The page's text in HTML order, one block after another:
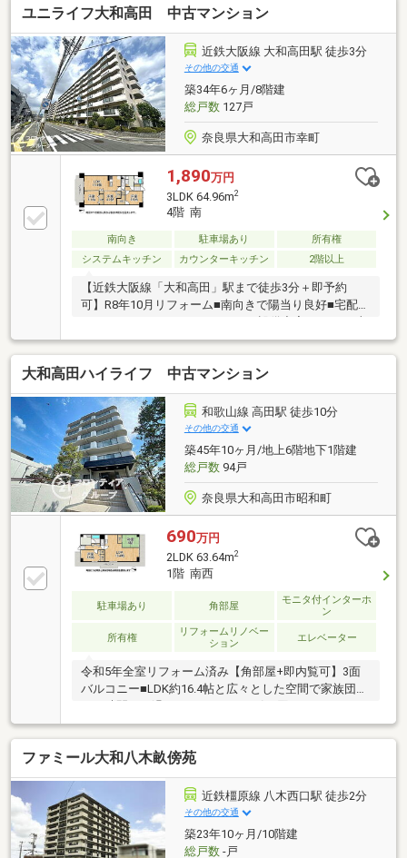
ユニライフ大和高田 中古マンション
近鉄大阪線 大和高田駅 徒歩3分
その他の交通
築34年6ヶ月/8階建
総戸数127戸
奈良県大和高田市幸町
1,890万円
3LDK 64.96m2
4階 南
南向き 駐車場あり
所有権
システムキッチン
カウンターキッチン 2階以上
【近鉄大阪線「大和高田」駅まで徒歩3分＋即予約
可】R8年10月リフォーム■南向きで陽当り良好■宅配ボ
納スペースも豊富で暮らしやすい住まい
大和高田ハイライフ 中古マンション
和歌山線 高田駅 徒歩10分
その他の交通
築45年10ヶ月/地上6階地下1階建
総戸数94戸
奈良県大和高田市昭和町
690万円
2LDK 63.64m2
1階 南西
駐車場あり 角部屋
モニタ付インターホ
ン
所有権
リフォームリノベー
ション
エレベーター
令和5年全室リフォーム済み【角部屋+即内覧可】3面
バルコニー■LDK約16.4帖と広々とした空間で家族団ら
で沢山のお洗濯も楽々干せますね
ファミール大和八木畝傍苑
近鉄橿原線 八木西口駅 徒歩2分
その他の交通
築23年10ヶ月/10階建
総戸数-戸